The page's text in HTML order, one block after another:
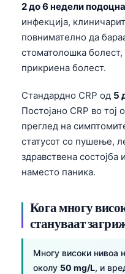
2 до 6 недели подоцна
инфекција,
повнимателно да
стоматолошка
прикриена болест.
Стандардно CRP од 5
Постојано CRP во тој
преглед на
статусот со пушење,
здравствена
наместо паника.
Кога многу
стануваат
Многу високи нивоа
околу 50 mg/L, и
O‘zbekcha
Қазақ тілі
Hrvatski
Slovenčina
پښتو
سنڌي
සිංහල
অসমীয়া
Galego
Latviešu valoda